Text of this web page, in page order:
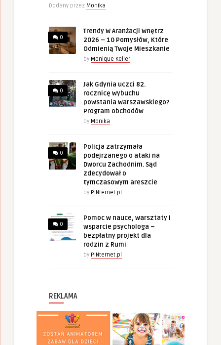
Dodany przez Monika
0
Trendy W Aranżacji Wnętrz
2026 – 10 Pomysłów, Które
Odmienią Twoje Mieszkanie
by Monique Keller
0
Jak Gdynia uczci 82.
rocznicę wybuchu
powstania warszawskiego?
Program obchodów
by Monika
0
Policja zatrzymała
podejrzanego o ataki na
Dworcu Zachodnim. Sąd
zdecydował o
tymczasowym areszcie
by PINternet.pl
0
Pomoc w nauce, warsztaty i
wsparcie psychologa –
bezpłatny projekt dla
rodzin z Rumi
by PINternet.pl
REKLAMA